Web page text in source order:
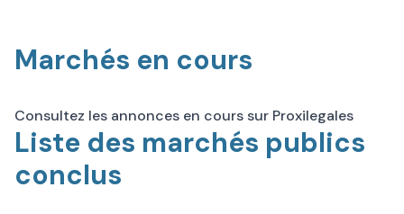
Marchés en cours
Consultez les annonces en cours sur Proxilegales
Liste des marchés publics
conclus